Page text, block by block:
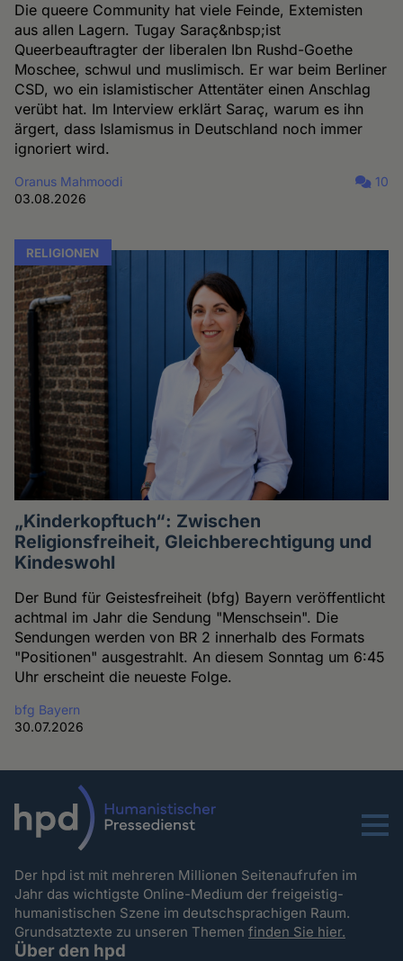
Die queere Community hat viele Feinde, Extemisten
aus allen Lagern. Tugay Saraç&nbsp;ist
Queerbeauftragter der liberalen Ibn Rushd-Goethe
Moschee, schwul und muslimisch. Er war beim Berliner
CSD, wo ein islamistischer Attentäter einen Anschlag
verübt hat. Im Interview erklärt Saraç, warum es ihn
ärgert, dass Islamismus in Deutschland noch immer
ignoriert wird.
Oranus Mahmoodi
03.08.2026
10
RELIGIONEN
„Kinderkopftuch“: Zwischen
Religionsfreiheit, Gleichberechtigung und
Kindeswohl
Der Bund für Geistesfreiheit (bfg) Bayern veröffentlicht
achtmal im Jahr die Sendung "Menschsein". Die
Sendungen werden von BR 2 innerhalb des Formats
"Positionen" ausgestrahlt. An diesem Sonntag um 6:45
Uhr erscheint die neueste Folge.
bfg Bayern
30.07.2026
Menu
Der hpd ist mit mehreren Millionen Seitenaufrufen im
Jahr das wichtigste Online-Medium der freigeistig-
humanistischen Szene im deutschsprachigen Raum.
Grundsatztexte zu unseren Themenfinden Sie hier.
Über den hpd